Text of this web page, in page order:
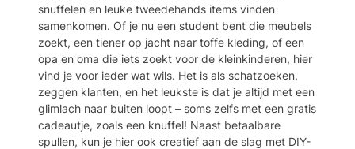
snuffelen en leuke tweedehands items vinden
samenkomen. Of je nu een student bent die meubels
zoekt, een tiener op jacht naar toffe kleding, of een
opa en oma die iets zoekt voor de kleinkinderen, hier
vind je voor ieder wat wils. Het is als schatzoeken,
zeggen klanten, en het leukste is dat je altijd met een
glimlach naar buiten loopt – soms zelfs met een gratis
cadeautje, zoals een knuffel! Naast betaalbare
spullen, kun je hier ook creatief aan de slag met DIY-